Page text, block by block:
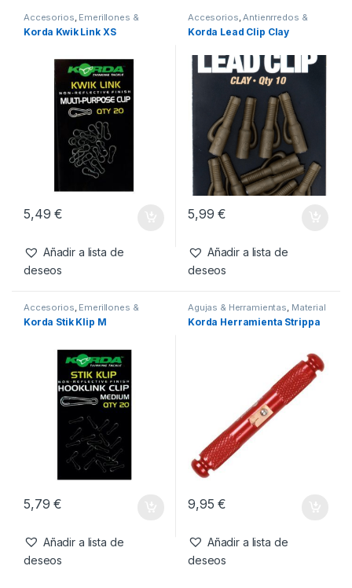
Accesorios, Emerillones &
Componentes, Material
Montajes
Korda Kwik Link XS
5,49€
Añadir a lista de
deseos
Accesorios,Antienrredos &
Siliconas Material Montajes
Korda Lead Clip Clay
5,99€
Añadir a lista de
deseos
Accesorios Emerillones &
Componentes,
Montajes
Korda Stik Klip M
5,79€
Añadir a lista de
deseos
Agujas & Herramientas Material
Montajes
Korda Herramienta Strippa
9,95€
Añadir a lista de
deseos